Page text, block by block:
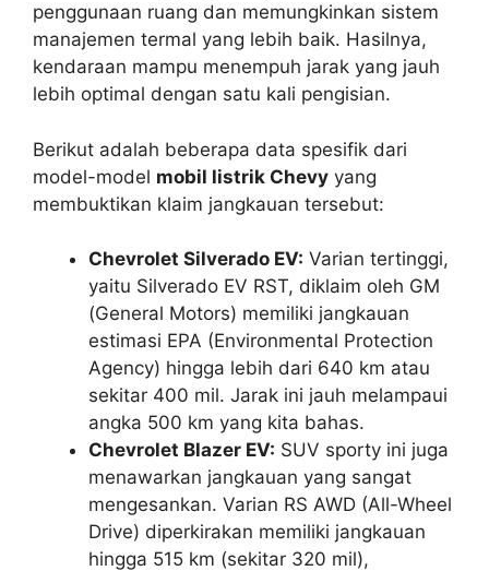
penggunaan ruang dan memungkinkan sistem
manajemen termal yang lebih baik. Hasilnya,
kendaraan mampu menempuh jarak yang jauh
lebih optimal dengan satu kali pengisian.
Berikut adalah beberapa data spesifik dari
model-model mobil listrik Chevy yang
membuktikan klaim jangkauan tersebut:
Chevrolet Silverado EV: Varian tertinggi,
yaitu Silverado EV RST, diklaim oleh GM
(General Motors) memiliki jangkauan
estimasi EPA (Environmental Protection
Agency) hingga lebih dari 640 km atau
sekitar 400 mil. Jarak ini jauh melampaui
angka 500 km yang kita bahas.
Chevrolet Blazer EV: SUV sporty ini juga
menawarkan jangkauan yang sangat
mengesankan. Varian RS AWD (All-Wheel
Drive) diperkirakan memiliki jangkauan
hingga 515 km (sekitar 320 mil),